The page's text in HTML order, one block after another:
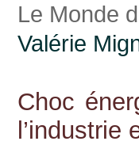
Le Monde
Valérie
Choc
l’industrie